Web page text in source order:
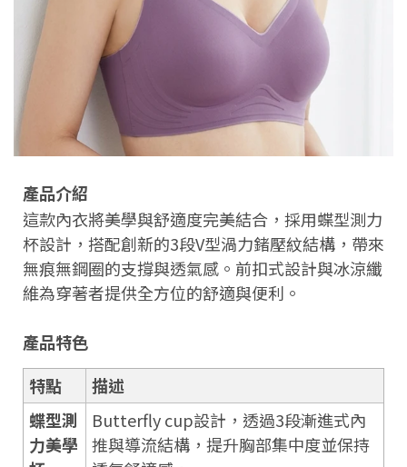
產品介紹
這款內衣將美學與舒適度完美結合，採用蝶型測力
杯設計，搭配創新的3段V型渦力鍺壓紋結構，帶來
無痕無鋼圈的支撐與透氣感。前扣式設計與冰涼纖
維為穿著者提供全方位的舒適與便利。
產品特色
特點
描述
蝶型測
力美學
Butterfly cup設計，透過3段漸進式內
推與導流結構，提升胸部集中度並保持